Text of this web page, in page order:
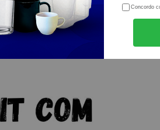
Concordo